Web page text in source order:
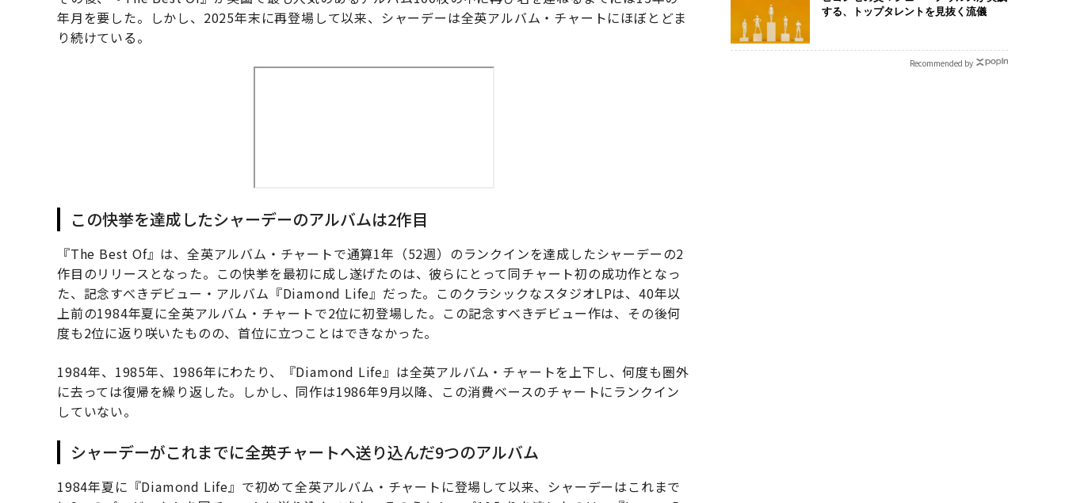
年月を要した。しかし、2025年末に再登場して以来、シャーデーは全英アルバム・チャートにほぼとどま
り続けている。
この快挙を達成したシャーデーのアルバムは2作目
『The Best Of』は、全英アルバム・チャートで通算1年（52週）のランクインを達成したシャーデーの2
作目のリリースとなった。この快挙を最初に成し遂げたのは、彼らにとって同チャート初の成功作となっ
た、記念すべきデビュー・アルバム『Diamond Life』だった。このクラシックなスタジオLPは、40年以
上前の1984年夏に全英アルバム・チャートで2位に初登場した。この記念すべきデビュー作は、その後何
度も2位に返り咲いたものの、首位に立つことはできなかった。
1984年、1985年、1986年にわたり、『Diamond Life』は全英アルバム・チャートを上下し、何度も圏外
に去っては復帰を繰り返した。しかし、同作は1986年9月以降、この消費ベースのチャートにランクイン
していない。
シャーデーがこれまでに全英チャートへ送り込んだ9つのアルバム
1984年夏に『Diamond Life』で初めて全英アルバム・チャートに登場して以来、シャーデーはこれまで
する、トップタレントを見抜く流儀
Recommended by